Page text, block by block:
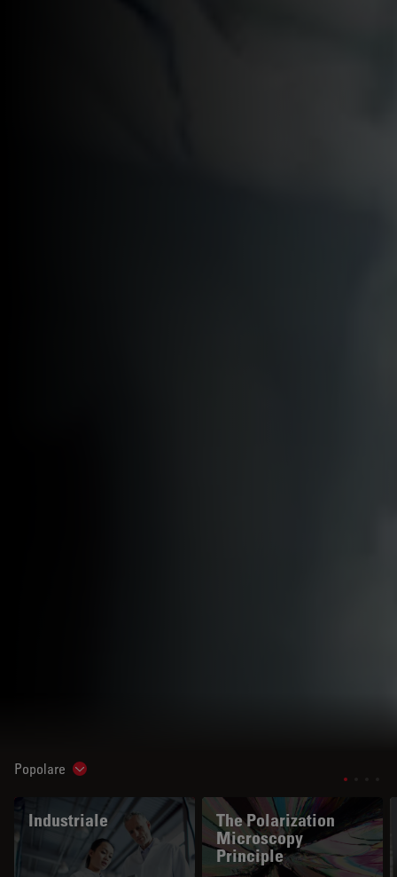
Popolare Show subnavigation
Industriale
The Polarization
Microscopy
Principle